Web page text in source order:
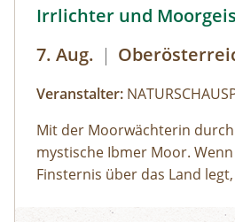
Irrlichter und
7. Aug. |
Veranstalter:
Mit der Moorwächterin
mystische Ibmer Moor.
Finsternis über das Land
Irrlichter und Moorgeister